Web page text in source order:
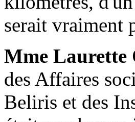
serait vraiment
Mme Laurette
des Affaires
Beliris et des